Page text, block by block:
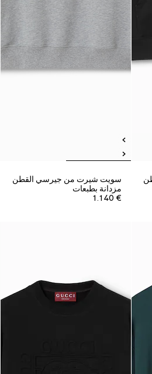
سويت شيرت من جيرسي القطن
مزدانة بطبعات
€ 1.140